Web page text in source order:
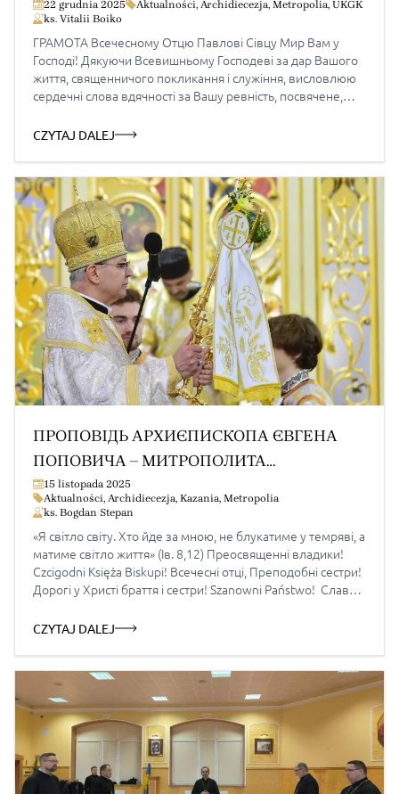
22 grudnia 2025 Aktualności, Archidiecezja, Metropolia, UKGK
ks. Vitalii Boiko
ГРАМОТА Всечесному Отцю Павлові Сівцу Мир Вам у
Господі! Дякуючи Всевишньому Господеві за дар Вашого
життя, священничого покликання і служіння, висловлюю
сердечні слова вдячності за Вашу ревність, посвячене,
Божої слави і добра Української Греко-Католицької
вітання з нагоди 90-ліття від […]
CZYTAJ DALEJ
ПРОПОВІДЬ АРХИЄПИСКОПА ЄВГЕНА
ПОПОВИЧА – МИТРОПОЛИТА
ПЕРЕМИСЬКО-ВАРШАВСЬКОГО –
ЮВІЛЕЙ ОЛЬШТИНСЬКО – ГДАНСЬКОЇ
ЄПАРХІЇ – ОЛЬШТИН – 15-11-2025
15 listopada 2025
Aktualności, Archidiecezja, Kazania, Metropolia
ks. Bogdan Stepan
«Я світло світу. Хто йде за мною, не блукатиме у темряві, а
матиме світло життя» (Ів. 8,12) Преосвященні владики!
Czcigodni Księża Biskupi! Всечесні отці, Преподобні сестри!
Дорогі у Христі браття і сестри! Szanowni Państwo! Слава
українського населення з корінних теренів
опісля […]
CZYTAJ DALEJ